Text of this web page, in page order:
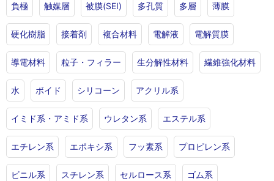
負極 触媒層 被膜(SEI) 多孔質 多層 薄膜
硬化樹脂 接着剤 複合材料 電解液 電解質膜
導電材料 粒子・フィラー 生分解性材料 繊維強化材料
水 ボイド シリコーン アクリル系
イミド系・アミド系 ウレタン系 エステル系
エチレン系 エポキシ系 フッ素系 プロピレン系
ビニル系 スチレン系 セルロース系 ゴム系